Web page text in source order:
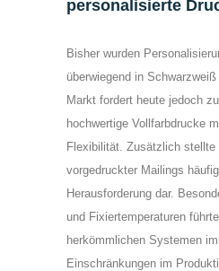
personalisierte
Bisher wurden
überwiegend in
Markt fordert heute jedoch
hochwertige Vollfarbdrucke
Flexibilität. Zusätzlich stellte
vorgedruckter Mailings
Herausforderung dar.
und Fixiertemperaturen
herkömmlichen Systemen
Einschränkungen im